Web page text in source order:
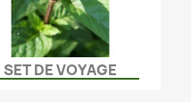
Aperçu rapide
SET DE VOYAGE